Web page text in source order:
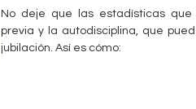
No deje que las estadísticas que
previa y la autodisciplina, que
jubilación. Así es cómo: